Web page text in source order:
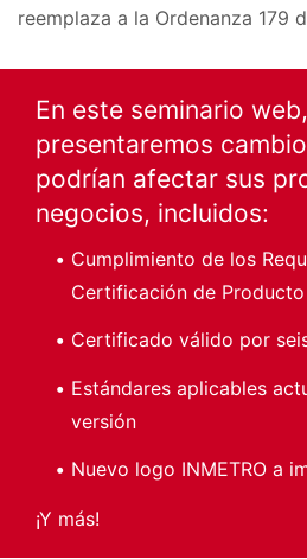
reemplaza a la Ordenanza 179
En este seminario
presentaremos
podrían afectar sus
negocios, incluidos:
Cumplimiento de los
Certificación de Producto
Certificado válido por
Estándares aplicables
versión
Nuevo logo INMETRO a
¡Y más!